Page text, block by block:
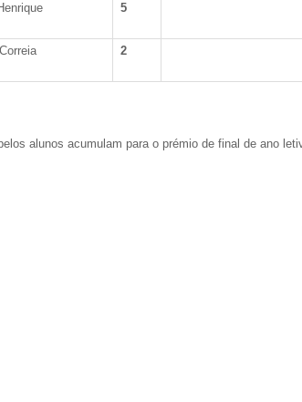
5
2
alunos acumulam para o prémio de final de ano